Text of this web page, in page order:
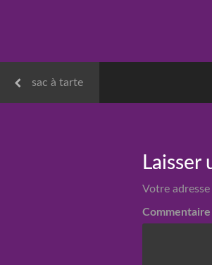
sac à tarte
Laisser
Votre
Commentaire